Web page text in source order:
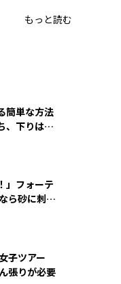
もっと読む
簡単な方法
、下りは短
」フォーテ
ら砂に刺さ
子ツアー
ん張りが必要